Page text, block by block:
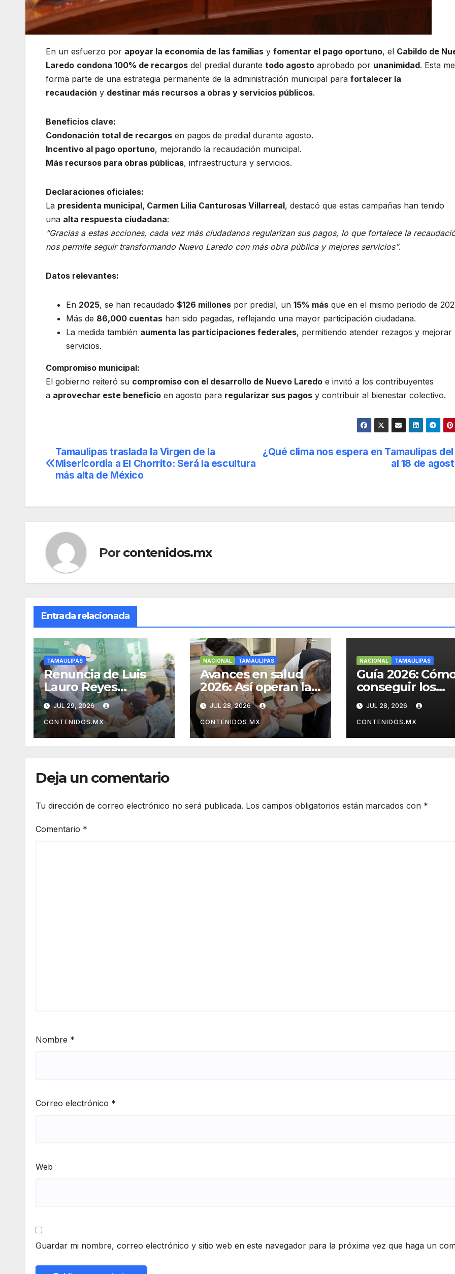
En un esfuerzo por apoyar la economía de las familias y fomentar el pago oportuno, el Cabildo de
Laredo condona 100% de recargos del predial durante todo agosto aprobado por unanimidad. Esta
forma parte de una estrategia permanente de la administración municipal para fortalecer la
recaudación y destinar más recursos a obras y servicios públicos.
Beneficios clave:
Condonación total de recargos en pagos de predial durante agosto.
Incentivo al pago oportuno, mejorando la recaudación municipal.
Más recursos para obras públicas, infraestructura y servicios.
Declaraciones oficiales:
La presidenta municipal, Carmen Lilia Canturosas Villarreal, destacó que estas campañas han tenido
una alta respuesta ciudadana:
“Gracias a estas acciones, cada vez más ciudadanos regularizan sus pagos, lo que fortalece la
nos permite seguir transformando Nuevo Laredo con más obra pública y mejores servicios”.
Datos relevantes:
En 2025, se han recaudado $126 millones por predial, un 15% más que en el mismo periodo de
Más de 86,000 cuentas han sido pagadas, reflejando una mayor participación ciudadana.
La medida también aumenta las participaciones federales, permitiendo atender rezagos y mejorar
servicios.
Compromiso municipal:
El gobierno reiteró su compromiso con el desarrollo de Nuevo Laredo e invitó a los contribuyentes
a aprovechar este beneficio en agosto para regularizar sus pagos y contribuir al bienestar colectivo.
Navegación
de
¿Qué clima nos espera en Tamaulipas del
al 18 de
Tamaulipas traslada la Virgen de la
Misericordia a El Chorrito: Será la escultura
más alta de México
Por contenidos.mx
Entrada relacionada
TAMAULIPAS
Renuncia de Luis
Lauro Reyes
Rodríguez
(Bienestar
Tamaulipas)
JUL 29, 2026
CONTENIDOS.MX
NACIONAL TAMAULIPAS
Avances en salud
2026: Así operan las
nuevas clínicas en
el Noreste
JUL 28, 2026
CONTENIDOS.MX
NACIONAL TAMAULIPAS
Guía 2026:
conseguir los
nuevos empleos
Nearshoring en
Noreste
JUL 28, 2026
CONTENIDOS.MX
Deja un comentario
Tu dirección de correo electrónico no será publicada. Los campos obligatorios están marcados con *
Comentario *
Nombre *
Correo electrónico *
Web
Guardar mi nombre, correo electrónico y sitio web en este navegador para la próxima vez que haga un